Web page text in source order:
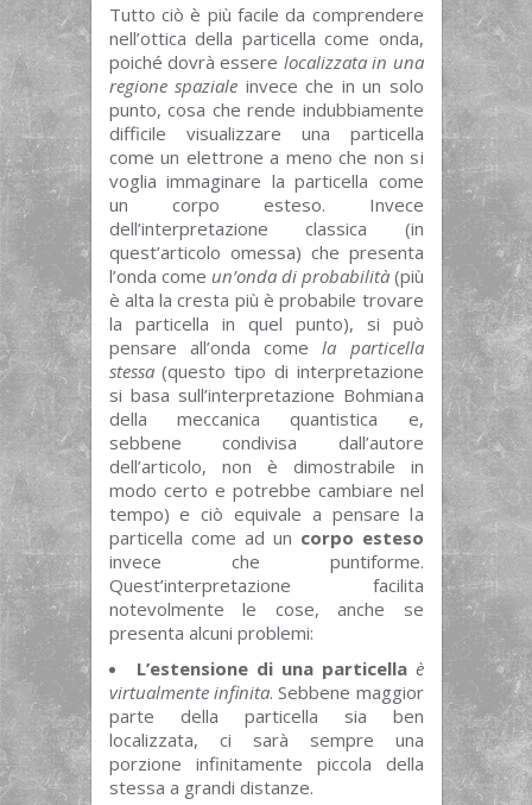
Tutto ciò è più facile da comprendere
nell’ottica della particella come onda,
poiché dovrà essere localizzata in una
regione spaziale invece che in un solo
punto, cosa che rende indubbiamente
difficile visualizzare una particella
come un elettrone a meno che non si
voglia immaginare la particella come
un corpo esteso. Invece
dell’interpretazione classica (in
quest’articolo omessa) che presenta
l’onda come un’onda di probabilità (più
è alta la cresta più è probabile trovare
la particella in quel punto), si può
pensare all’onda comela particella
stessa(questo tipo di interpretazione
si basa sull’interpretazione Bohmiana
della meccanica quantistica e,
sebbene condivisa dall’autore
dell’articolo, non è dimostrabile in
modo certo e potrebbe cambiare nel
tempo) e ciò equivale a pensare la
particella come ad un corpo esteso
invece che puntiforme.
Quest’interpretazione facilita
notevolmente le cose, anche se
presenta alcuni problemi:
L’estensione di una particella è
virtualmente infinita. Sebbene maggior
parte della particella sia ben
localizzata, ci sarà sempre una
porzione infinitamente piccola della
stessa a grandi distanze.